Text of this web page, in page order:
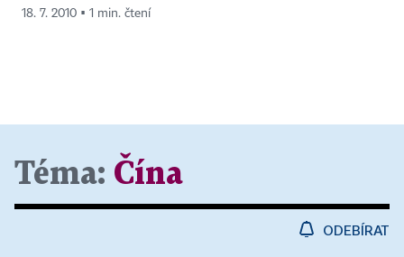
18. 7. 2010 ▪ 1 min. čtení
Téma: Čína
ODEBÍRAT